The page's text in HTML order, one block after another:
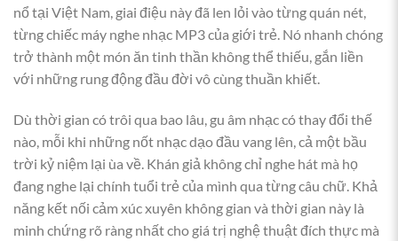
nổ tại Việt Nam, giai điệu này đã len lỏi vào từng quán nét,
từng chiếc máy nghe nhạc MP3 của giới trẻ. Nó nhanh chóng
trở thành một món ăn tinh thần không thể thiếu, gắn liền
với những rung động đầu đời vô cùng thuần khiết.
Dù thời gian có trôi qua bao lâu, gu âm nhạc có thay đổi thế
nào, mỗi khi những nốt nhạc dạo đầu vang lên, cả một bầu
trời kỷ niệm lại ùa về. Khán giả không chỉ nghe hát mà họ
đang nghe lại chính tuổi trẻ của mình qua từng câu chữ. Khả
năng kết nối cảm xúc xuyên không gian và thời gian này là
minh chứng rõ ràng nhất cho giá trị nghệ thuật đích thực mà